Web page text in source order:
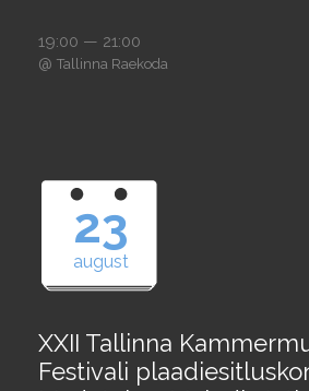
19:00 — 21:00
@ Tallinna Raekoda
23
august
XXII Tallinna
Festivali